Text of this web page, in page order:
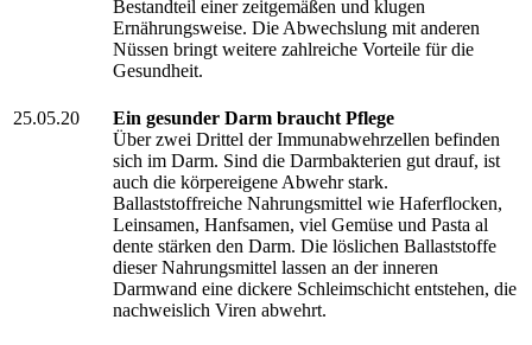
Bestandteil einer zeitgemäßen und klugen
Ernährungsweise. Die Abwechslung mit anderen
Nüssen bringt weitere zahlreiche Vorteile für die
Gesundheit.
25.05.20
Ein gesunder Darm braucht Pflege
Über zwei Drittel der Immunabwehrzellen befinden
sich im Darm. Sind die Darmbakterien gut drauf, ist
auch die körpereigene Abwehr stark.
Ballaststoffreiche Nahrungsmittel wie Haferflocken,
Leinsamen, Hanfsamen, viel Gemüse und Pasta al
dente stärken den Darm. Die löslichen Ballaststoffe
dieser Nahrungsmittel lassen an der inneren
Darmwand eine dickere Schleimschicht entstehen, die
nachweislich Viren abwehrt.